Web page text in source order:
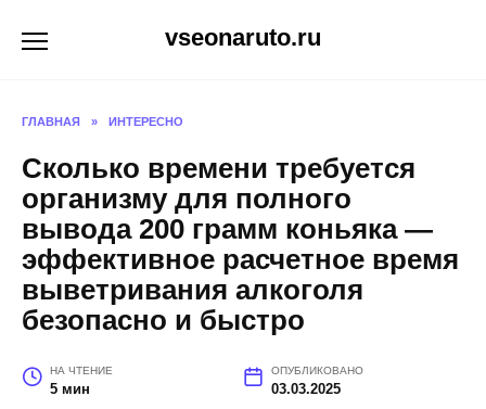
vseonaruto.ru
ГЛАВНАЯ » ИНТЕРЕСНО
Сколько времени требуется
организму для полного
вывода 200 грамм коньяка —
эффективное расчетное время
выветривания алкоголя
безопасно и быстро
НА ЧТЕНИЕ
5 мин
ОПУБЛИКОВАНО
03.03.2025